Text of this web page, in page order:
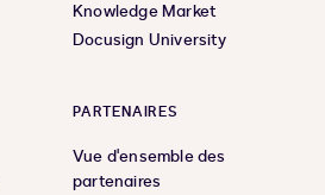
Knowledge Market
Docusign University
PARTENAIRES
Vue d'ensemble des
partenaires